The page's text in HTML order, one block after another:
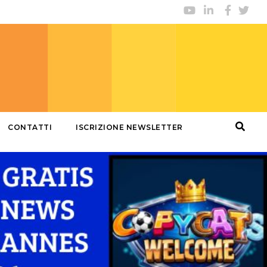
CONTATTI ISCRIZIONE NEWSLETTER